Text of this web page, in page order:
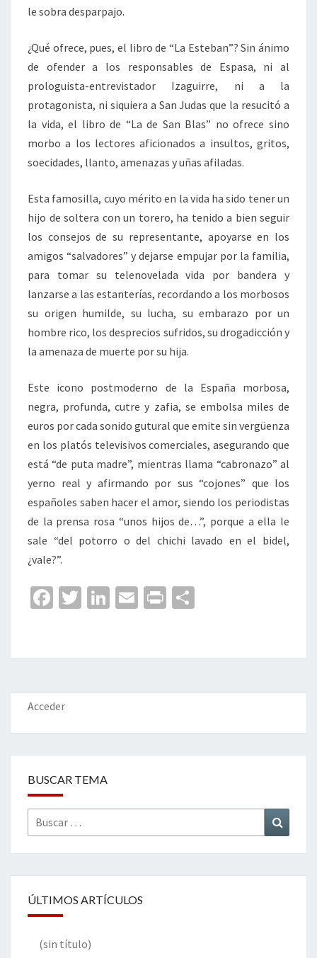
le sobra desparpajo.
¿Qué ofrece, pues, el libro de “La Esteban”? Sin ánimo
de ofender a los responsables de Espasa, ni al
prologuista-entrevistador Izaguirre, ni a la
protagonista, ni siquiera a San Judas que la resucitó a
la vida, el libro de “La de San Blas” no ofrece sino
morbo a los lectores aficionados a insultos, gritos,
soecidades, llanto, amenazas y uñas afiladas.
Esta famosilla, cuyo mérito en la vida ha sido tener un
hijo de soltera con un torero, ha tenido a bien seguir
los consejos de su representante, apoyarse en los
amigos “salvadores” y dejarse empujar por la familia,
para tomar su telenovelada vida por bandera y
lanzarse a las estanterías, recordando a los morbosos
su origen humilde, su lucha, su embarazo por un
hombre rico, los desprecios sufridos, su drogadicción y
la amenaza de muerte por su hija.
Este icono postmoderno de la España morbosa,
negra, profunda, cutre y zafia, se embolsa miles de
euros por cada sonido gutural que emite sin vergüenza
en los platós televisivos comerciales, asegurando que
está “de puta madre”, mientras llama “cabronazo” al
yerno real y afirmando por sus “cojones” que los
españoles saben hacer el amor, siendo los periodistas
de la prensa rosa “unos hijos de…”, porque a ella le
sale “del potorro o del chichi lavado en el bidel,
¿vale?”.
Fa
o
o
k
T
er
Li
dI
n
E
l
Pr
p
ar
Acceder
BUSCAR TEMA
Buscar
por:
ÚLTIMOS ARTÍCULOS
(sin título)